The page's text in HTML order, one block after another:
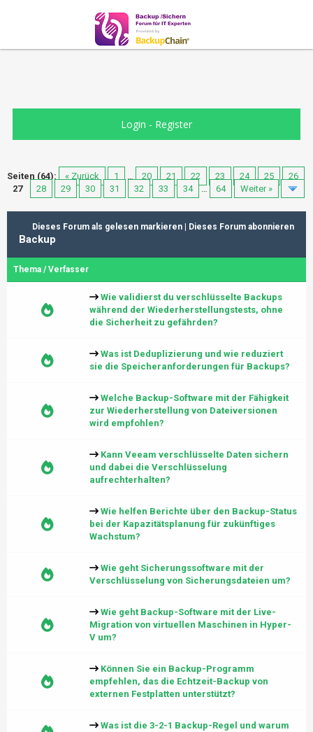
Login - Register
Seiten (64): « Zurück 1 … 20 21 22 23 24 25
26
27
28 29 30 31 32 33 34 … 64 Weiter »
Dieses Forum als gelesen markieren Dieses Forum abonnieren
Backup
Thema /Verfasser
Wie validierst du verschlüsselte Backups
während der Wiederherstellungstests, ohne
die Sicherheit zu gefährden?
Was ist Deduplizierung und wie reduziert
sie die Speicheranforderungen für Backups?
Welche Backup-Software mit der Fähigkeit
zur Wiederherstellung von Dateiversionen
wird empfohlen?
Kann Veeam verschlüsselte Daten sichern
und dabei die Verschlüsselung
aufrechterhalten?
Wie helfen Berichte über den Backup-Status
bei der Kapazitätsplanung für zukünftiges
Wachstum?
Wie geht Sicherungssoftware mit der
Verschlüsselung von Sicherungsdateien um?
Wie geht Backup-Software mit der Live-
Migration von virtuellen Maschinen in Hyper-
V um?
Können Sie ein Backup-Programm
empfehlen, das die Echtzeit-Backup von
externen Festplatten unterstützt?
Was ist die 3-2-1 Backup-Regel und warum